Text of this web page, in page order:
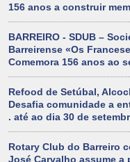
156 anos a construir
BARREIRO - SDUB –
Barreirense «Os
Comemora 156 anos ao
Refood de Setúbal,
Desafia comunidade a
. até ao dia 30 de
Rotary Club do Barreiro
José Carvalho assume a